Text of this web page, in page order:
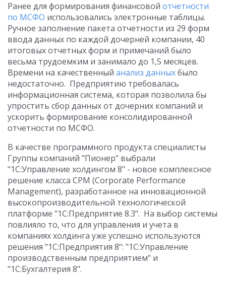
Ранее для формирования финансовой отчетности
по МСФО использовались электронные таблицы.
Ручное заполнение пакета отчетности из 29 форм
ввода данных по каждой дочерней компании, 40
итоговых отчетных форм и примечаний было
весьма трудоемким и занимало до 1,5 месяцев.
Времени на качественный анализ данныхбыло
недостаточно. Предприятию требовалась
информационная система, которая позволила бы
упростить сбор данных от дочерних компаний и
ускорить формирование консолидированной
отчетности по МСФО.
В качестве программного продукта специалисты
Группы компаний "Пионер" выбрали
"1С:Управление холдингом 8" - новое комплексное
решение класса CPM (Corporate Performance
Management), разработанное на инновационной
высокопроизводительной технологической
платформе "1С:Предприятие 8.3". На выбор системы
повлияло то, что для управления и учета в
компаниях холдинга уже успешно используются
решения "1С:Предприятия 8": "1С:Управление
производственным предприятием" и
"1С:Бухгалтерия 8".